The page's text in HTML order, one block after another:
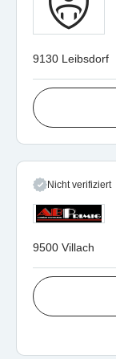
9130 Leibsdorf
Nicht verifiziert
9500 Villach